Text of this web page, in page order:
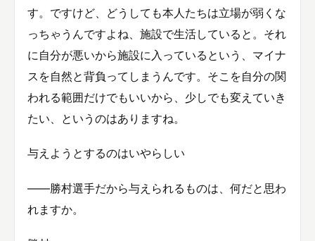
す。ですけど、どうしても本人たちは立場が弱くな
っちゃうんですよね、施設で生活していると。それ
に自分が悪いから施設に入っているという、マイナ
スを自然と背負ってしまうんです。そこを自分の関
われる範囲だけでもいいから、少しでも変えていき
たい、というのはありますね。
与えようとするのはいやらしい
——勝村選手だから与えられるものは、何だと思わ
れますか。